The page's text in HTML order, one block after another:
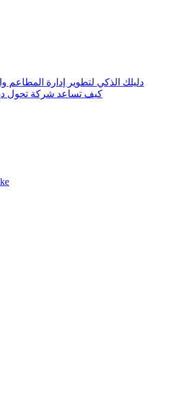
دليلك الذكي لتطوير إدارة
كيف تساعد شركة تحول